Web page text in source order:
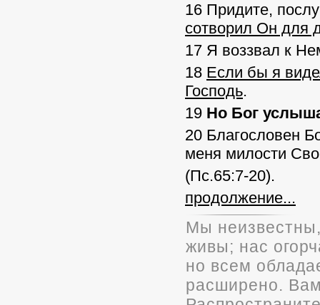
16 Придите,
сотворил Он для
17 Я воззвал к
18 Если бы я
Господь.
19 Но Бог
20 Благословен
меня милости
(Пс.65:7-20).
продолжение...
Мы
живы; нас
но всем
расширено.